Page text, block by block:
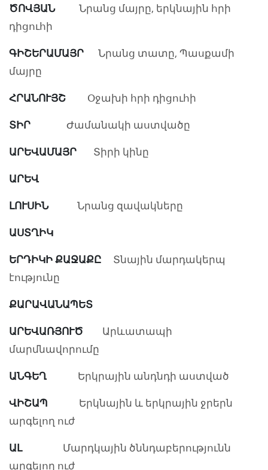
ԾՈՎՅԱՆ
Նրանց մայրը, երկնային հրի
դիցուհի
ԳԻՇԵՐԱՄԱՅՐ Նրանց տատը, Պասքամի
մայրը
ՀՐԱՆՈՒՅՇ
Օջախի հրի դիցուհի
ՏԻՐ
Ժամանակի աստվածը
ԱՐԵՎԱՄԱՅՐ Տիրի կինը
ԱՐԵՎ
ԼՈՒՍԻՆՆրանց զավակները
ԱՍՏՂԻԿ
ԵՐԴԻԿԻ ՔԱՋԱՔԸ Տնային մարդակերպ
էությունը
ՔԱՐԱՎԱՆԱՊԵՏ
ԱՐԵՎԱՌՅՈՒԾ
Արևատապի
մարմնավորումը
ԱՆԳԵՂ
Երկրային անդնդի աստված
ՎԻՇԱՊ Երկնային և երկրային ջրերն
արգելող ուժ
ԱԼՄարդկային ծննդաբերությունն
արգելող ուժ